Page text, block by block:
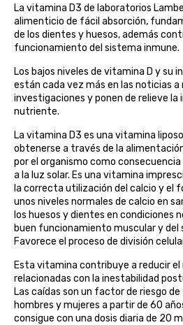
La vitamina D3 de laboratorios
alimenticio de fácil absorción,
de los dientes y huesos, además
funcionamiento del sistema inmune.
Los bajos niveles de vitamina D y su
están cada vez más en las noticias
investigaciones y ponen de relieve
nutriente.
La vitamina D3 es una vitamina
obtenerse a través de la
por el organismo como consecuencia
a la luz solar. Es una vitamina
la correcta utilización del calcio y el
unos niveles normales de calcio en
los huesos y dientes en condiciones
buen funcionamiento muscular y del
Favorece el proceso de división
Esta vitamina contribuye a reducir el
relacionadas con la inestabilidad
Las caídas son un factor de riesgo
hombres y mujeres a partir de 60
consigue con una dosis diaria de 20
bach original
bauck hof
bellsola
belsi
ben&anna
biarritz
bifemme
biobel